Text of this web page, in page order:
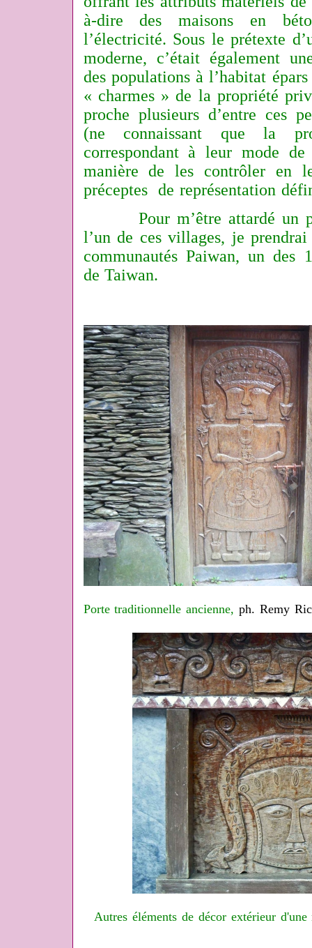
à-dire des maisons en
l’électricité. Sous le prétexte
moderne, c’était également
des populations à l’habitat
« charmes » de la propriété
proche plusieurs d’entre ces
(ne connaissant que la
correspondant à leur mode
manière de les contrôler en
préceptes de représentation
Pour m’être attardé un
l’un de ces villages, je
communautés Paiwan, un des
de Taiwan.
Porte traditionnelle ancienne,ph. Remy
Autres éléments de décor extérieur